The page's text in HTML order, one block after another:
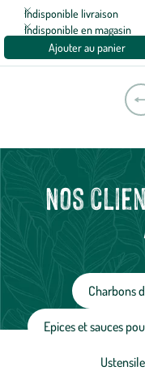
Indisponible livraison
Indisponible en magasin
Ajouter au panier
Nos
Charbons
Epices et sauces